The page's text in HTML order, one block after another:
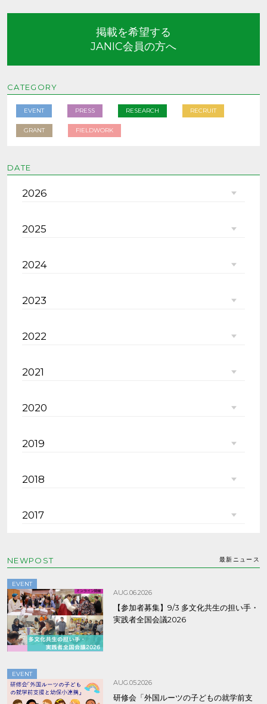
掲載を希望する
JANIC会員の方へ
CATEGORY
EVENT PRESS RESEARCH RECRUIT
GRANT FIELDWORK
DATE
2026
2025
2024
2023
2022
2021
2020
2019
2018
2017
NEWPOST 最新ニュース
EVENT
AUG.06.2026
【参加者募集】9/3 多文化共生の担い手・
実践者全国会議2026
EVENT
AUG.05.2026
研修会「外国ルーツの子どもの就学前支